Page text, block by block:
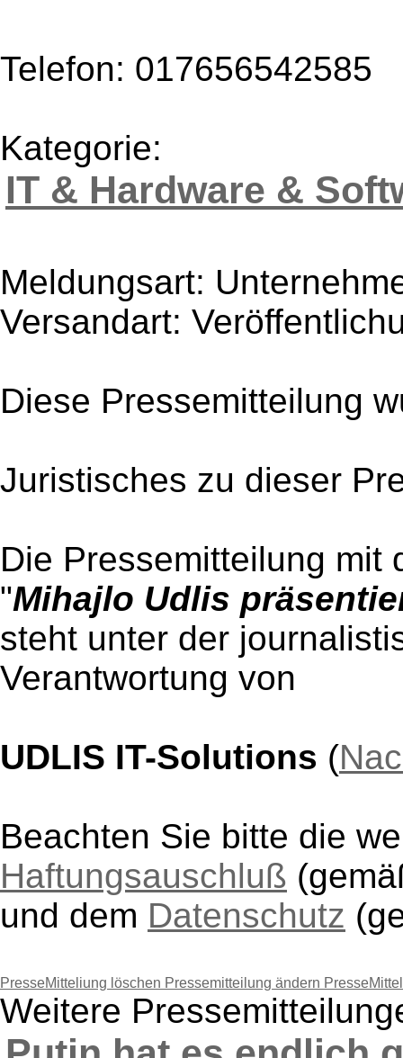
Telefon: 017656542585
Kategorie:
IT & Hardware &
Meldungsart:
Versandart:
Diese Pressemitteilung
Juristisches zu dieser
Die Pressemitteilung mit
"Mihajlo Udlis
steht unter der
Verantwortung von
UDLIS IT-Solutions (
Beachten Sie bitte die
Haftungsauschluß
und dem Datenschutz
PresseMitteliung löschen Pressemitteilung ändern
Weitere